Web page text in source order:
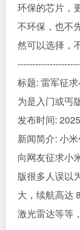
环保的芯片，
不环保，也不
然可以选择，
标题: 雷军征
为是入门或丐
发布时间:
新闻简介: 小
向网友征求小
版很多人误以
大，续航高达
激光雷达等等